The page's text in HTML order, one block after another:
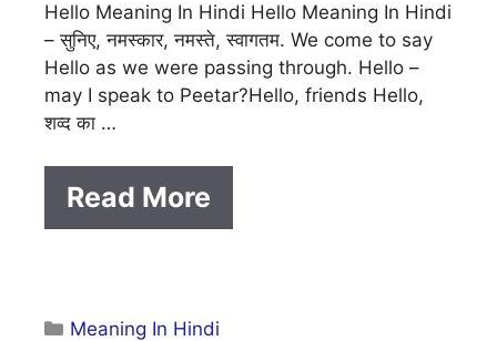
Hello Meaning In Hindi Hello Meaning In Hindi
– सुनिए, नमस्कार, नमस्ते, स्वागतम. We come to say
Hello as we were passing through. Hello –
may I speak to Peetar?Hello, friends Hello,
शव्द का …
Read More
Categories
Meaning In Hindi